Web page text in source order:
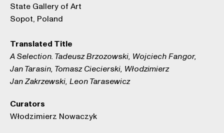
State Gallery of Art
Sopot, Poland
Translated Title
A Selection. Tadeusz Brzozowski, Wojciech Fangor,
Jan Tarasin, Tomasz Ciecierski, Włodzimierz
Jan Zakrzewski, Leon Tarasewicz
Curators
Włodzimierz Nowaczyk